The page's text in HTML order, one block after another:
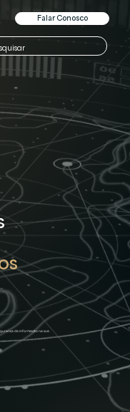
Falar Conosco
da informação na sua